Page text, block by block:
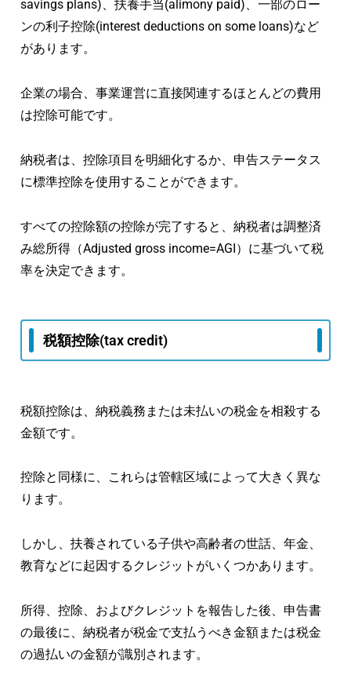
savings plans)、扶養手当(alimony paid)、一部のロー
ンの利子控除(interest deductions on some loans)など
があります。
企業の場合、事業運営に直接関連するほとんどの費用
は控除可能です。
納税者は、控除項目を明細化するか、申告ステータス
に標準控除を使用することができます。
すべての控除額の控除が完了すると、納税者は調整済
み総所得（Adjusted gross income=AGI）に基づいて税
率を決定できます。
税額控除(tax credit)
税額控除は、納税義務または未払いの税金を相殺する
金額です。
控除と同様に、これらは管轄区域によって大きく異な
ります。
しかし、扶養されている子供や高齢者の世話、年金、
教育などに起因するクレジットがいくつかあります。
所得、控除、およびクレジットを報告した後、申告書
の最後に、納税者が税金で支払うべき金額または税金
の過払いの金額が識別されます。